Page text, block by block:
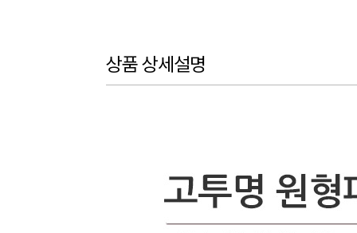
상품 상세설명